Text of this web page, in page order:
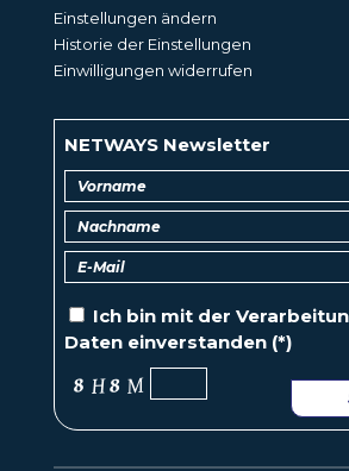
Einstellungen ändern
Historie der Einstellungen
Einwilligungen widerrufen
NETWAYS Newsletter
Ich bin mit der
Daten einverstanden (*)